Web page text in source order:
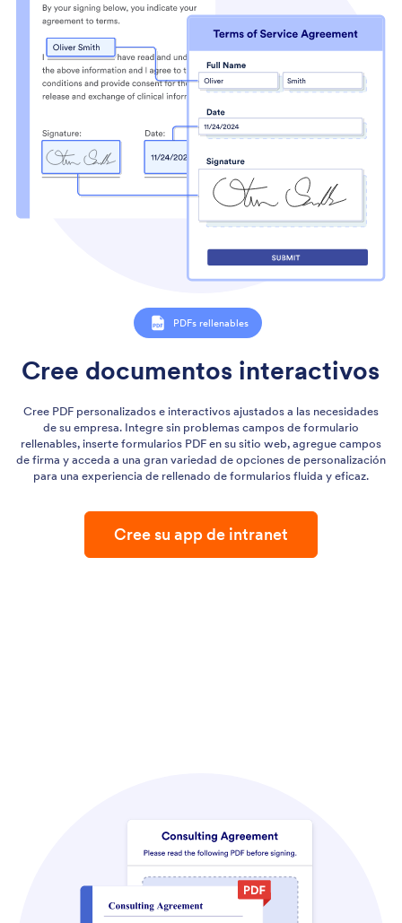
PDFs rellenables
Cree documentos interactivos
Cree PDF personalizados e interactivos ajustados a las necesidades
de su empresa. Integre sin problemas campos de formulario
rellenables, inserte formularios PDF en su sitio web, agregue campos
de firma y acceda a una gran variedad de opciones de personalización
para una experiencia de rellenado de formularios fluida y eficaz.
Cree su app de intranet